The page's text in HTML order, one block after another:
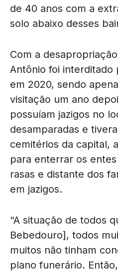
de 40 anos com a
solo abaixo desses
Com a
Antônio foi interditado
em 2020, sendo
visitação um ano
possuíam jazigos no
desamparadas e
cemitérios da capital,
para enterrar os
rasas e distante dos
em jazigos.
“A situação de todos
Bebedouro], todos
muitos não tinham
plano funerário.